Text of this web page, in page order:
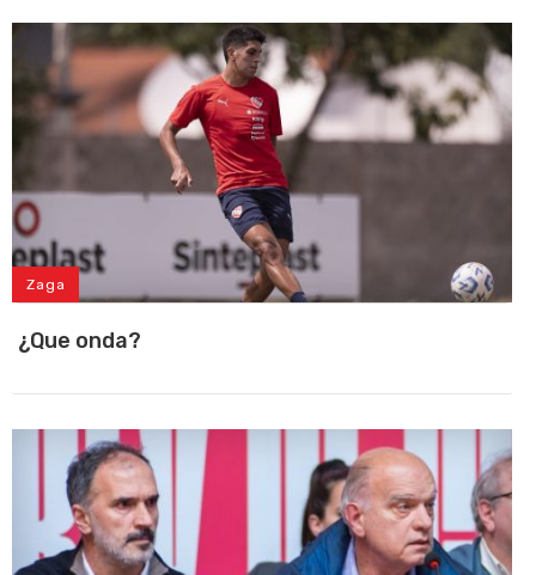
Zaga
¿Que onda?